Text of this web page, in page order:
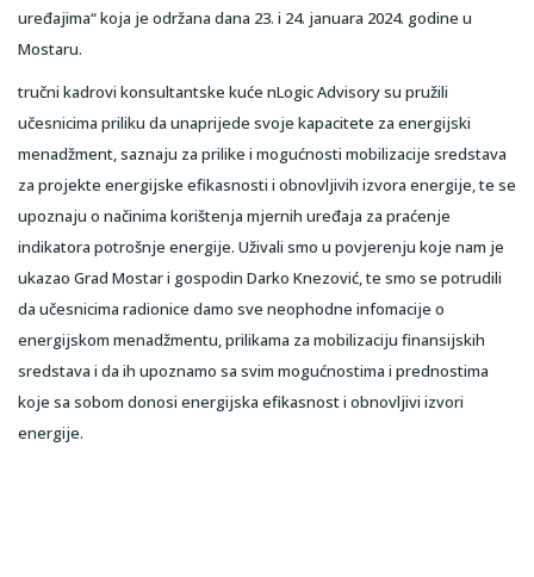
uređajima“ koja je održana dana 23. i 24. januara 2024. godine u
Mostaru.
tručni kadrovi konsultantske kuće nLogic Advisory su pružili
učesnicima priliku da unaprijede svoje kapacitete za energijski
menadžment, saznaju za prilike i mogućnosti mobilizacije sredstava
za projekte energijske efikasnosti i obnovljivih izvora energije, te se
upoznaju o načinima korištenja mjernih uređaja za praćenje
indikatora potrošnje energije. Uživali smo u povjerenju koje nam je
ukazao Grad Mostar i gospodin Darko Knezović, te smo se potrudili
da učesnicima radionice damo sve neophodne infomacije o
energijskom menadžmentu, prilikama za mobilizaciju finansijskih
sredstava i da ih upoznamo sa svim mogućnostima i prednostima
koje sa sobom donosi energijska efikasnost i obnovljivi izvori
energije.